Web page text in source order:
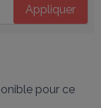
Appliquer
pour ce